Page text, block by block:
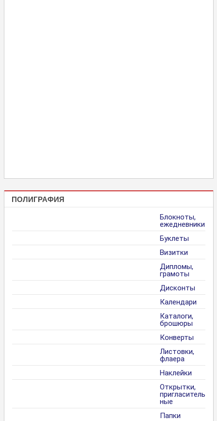
ПОЛИГРАФИЯ
Блокноты,
ежедневники
Буклеты
Визитки
Дипломы,
грамоты
Дисконты
Календари
Каталоги,
брошюры
Конверты
Листовки,
флаера
Наклейки
Открытки,
пригласитель
ные
Папки